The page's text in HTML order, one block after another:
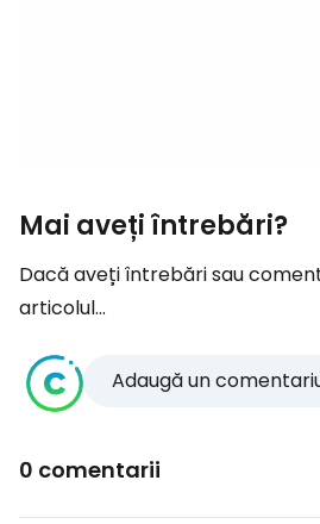
Mai aveți întrebări?
Dacă aveți întrebări sau
articolul...
Adaugă un
0 comentarii